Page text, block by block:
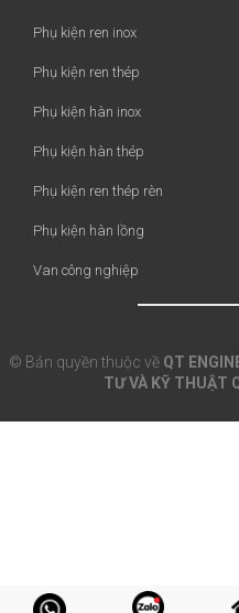
Phụ kiện ren inox
Phụ kiện ren thép
Phụ kiện hàn inox
Phụ kiện hàn thép
Phụ kiện ren thép rèn
Phụ kiện hàn lồng
Van công nghiệp
© Bản quyền thuộc về QT
TƯ VÀ KỸ THUẬT